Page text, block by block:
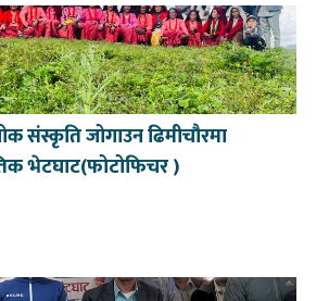
संस्कृति जोगाउन ढिमीचौरमा
भेटघाट(फोटोफिचर )